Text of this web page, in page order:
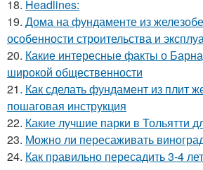
18. Headlines:
19. Дома на фундаменте из
особенности строительства и
20. Какие интересные факты о
широкой общественности
21. Как сделать фундамент из плит
пошаговая инструкция
22. Какие лучшие парки в Тольятти
23. Можно ли пересаживать
24. Как правильно пересадить 3-4